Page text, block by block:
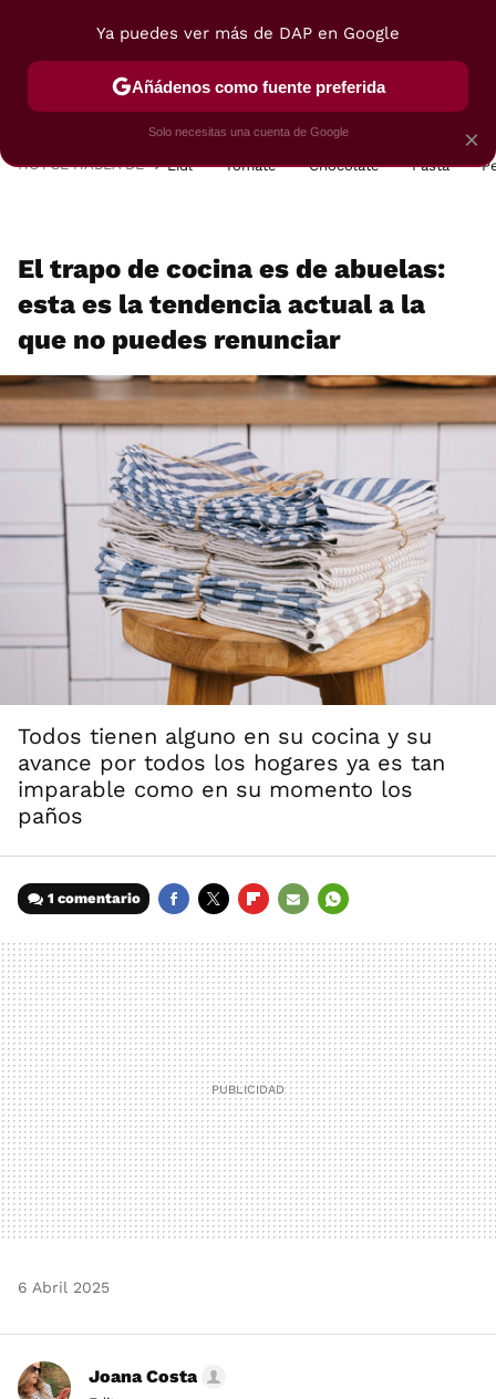
POSTRES VIAJES SELECCIÓN VEGUI
HOY SE HABLA DE Lidl Tomate Chocolate Pasta
El trapo de cocina es de abuelas:
esta es la tendencia actual a la
que no puedes renunciar
Todos tienen alguno en su cocina y su
avance por todos los hogares ya es tan
imparable como en su momento los
paños
1 comentario
MAIL
6 Abril 2025
Joana Costa
×
Ya puedes ver más de DAP en Google
Añádenos como fuente preferida
Solo necesitas una cuenta de Google